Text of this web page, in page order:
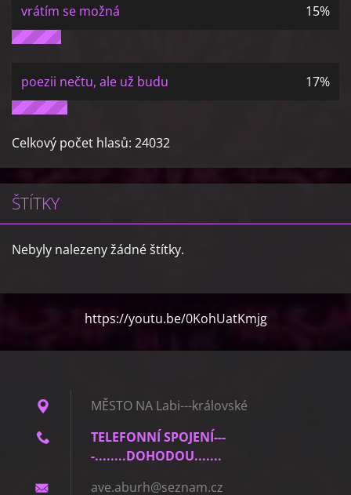
vrátím se možná 15%
poezii nečtu, ale už budu 17%
Celkový počet hlasů: 24032
ŠTÍTKY
Nebyly nalezeny žádné štítky.
https://youtu.be/0KohUatKmjg
MĚSTO NA Labi---královské
TELEFONNÍ SPOJENÍ---
-........DOHODOU.......
ave.aburh@seznam.cz